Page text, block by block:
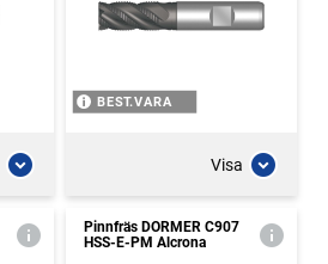
BEST.VARA
Visa
Pinnfräs DORMER C907
HSS-E-PM Alcrona